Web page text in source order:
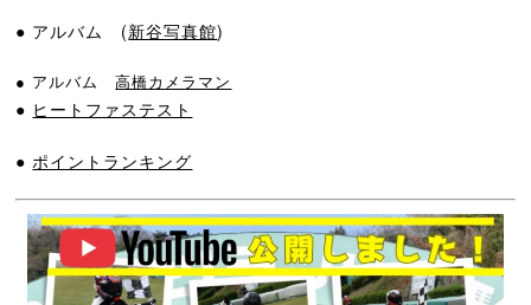
● アルバム (新谷写真館)
● アルバム高橋カメラマン
● ヒートファステスト
● ポイントランキング